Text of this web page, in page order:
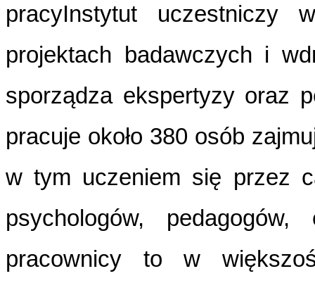
pracyInstytut uczestniczy
projektach badawczych i
sporządza ekspertyzy oraz
pracuje około 380 osób
w tym uczeniem się przez
psychologów,
pracownicy to w